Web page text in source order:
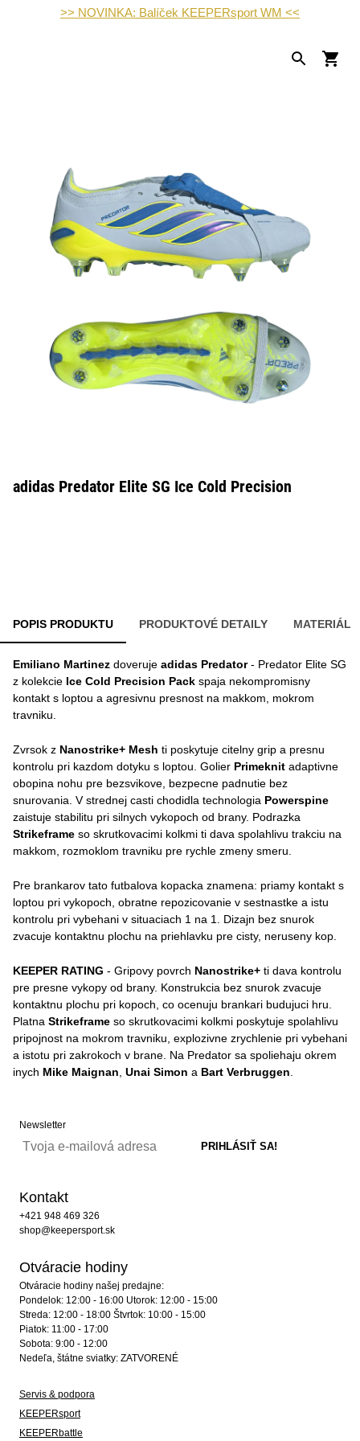
>> NOVINKA: Balíček KEEPERsport WM <<
adidas Predator Elite SG Ice Cold Precision
POPIS PRODUKTU PRODUKTOVÉ DETAILY MATERIÁL
Emiliano Martinez doveruje adidas Predator- Predator Elite SG
z kolekcie Ice Cold Precision Pack spaja nekompromisny
kontakt s loptou a agresivnu presnost na makkom, mokrom
travniku.
Zvrsok z Nanostrike+ Mesh ti poskytuje citelny grip a presnu
kontrolu pri kazdom dotyku s loptou. Golier Primeknit adaptivne
obopina nohu pre bezsvikove, bezpecne padnutie bez
snurovania. V strednej casti chodidla technologia Powerspine
zaistuje stabilitu pri silnych vykopoch od brany. Podrazka
Strikeframe so skrutkovacimi kolkmi ti dava spolahlivu trakciu na
makkom, rozmoklom travniku pre rychle zmeny smeru.
Pre brankarov tato futbalova kopacka znamena: priamy kontakt s
loptou pri vykopoch, obratne repozicovanie v sestnastke a istu
kontrolu pri vybehani v situaciach 1 na 1. Dizajn bez snurok
zvacuje kontaktnu plochu na priehlavku pre cisty, neruseny kop.
KEEPER RATING - Gripovy povrch Nanostrike+ ti dava kontrolu
pre presne vykopy od brany. Konstrukcia bez snurok zvacuje
kontaktnu plochu pri kopoch, co ocenuju brankari budujuci hru.
Platna Strikeframe so skrutkovacimi kolkmi poskytuje spolahlivu
pripojnost na mokrom travniku, explozivne zrychlenie pri vybehani
a istotu pri zakrokoch v brane. Na Predator sa spoliehaju okrem
inych Mike Maignan Unai Simon a Bart Verbruggen
Newsletter
Kontakt
+421 948 469 326
shop@keepersport.sk
Otváracie hodiny
Otváracie hodiny našej predajne:
Pondelok: 12:00 - 16:00 Utorok: 12:00 - 15:00
Streda: 12:00 - 18:00 Štvrtok: 10:00 - 15:00
Piatok: 11:00 - 17:00
Sobota: 9:00 - 12:00
Nedeľa, štátne sviatky: ZATVORENÉ
Servis & podpora
KEEPERsport
KEEPERbattle